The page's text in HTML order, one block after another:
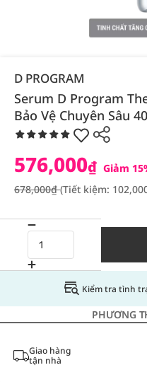
D PROGRAM
Serum D Program
Bảo Vệ Chuyên Sâu
576,000₫ Giảm
678,000₫(Tiết kiệm:
Kiểm tra tình
PHƯƠNG
Giao hàng
tận nhà